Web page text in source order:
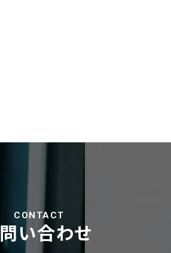
い合わせ
CONTACT